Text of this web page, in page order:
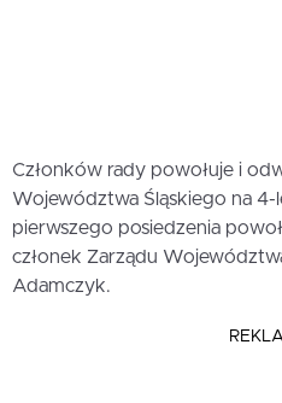
Członków rady powołuje i
Województwa Śląskiego na 4-
pierwszego posiedzenia
członek Zarządu
Adamczyk.